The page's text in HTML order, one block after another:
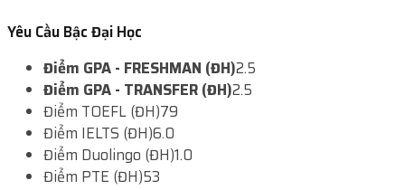
Yêu Cầu Bậc Đại Học
Điểm GPA - FRESHMAN (ĐH)2.5
Điểm GPA - TRANSFER (ĐH)2.5
Điểm TOEFL (ĐH)79
Điểm IELTS (ĐH)6.0
Điểm Duolingo (ĐH)1.0
Điểm PTE (ĐH)53